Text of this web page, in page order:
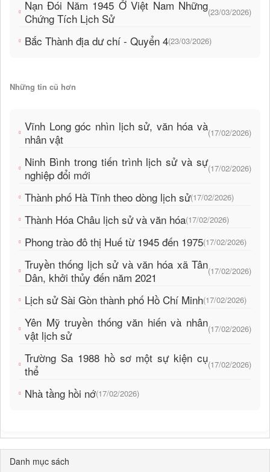
Nạn Đói Năm 1945 Ở Việt Nam Những
Chứng Tích Lịch Sử
(23/03/2026)
Bắc Thành địa dư chí - Quyển 4(23/03/2026)
Những tin cũ hơn
Vĩnh Long góc nhìn lịch sử, văn hóa và
nhân vật
(17/02/2026)
Ninh Bình trong tiến trình lịch sử và sự
nghiệp đổi mới
(17/02/2026)
Thành phố Hà Tĩnh theo dòng lịch sử(17/02/2026)
Thành Hóa Châu lịch sử và văn hóa(17/02/2026)
Phong trào đô thị Huế từ 1945 đến 1975(17/02/2026)
Truyền thống lịch sử và văn hóa xã Tân
Dân, khởi thủy đến năm 2021
(17/02/2026)
Lịch sử Sài Gòn thành phố Hồ Chí Minh(17/02/2026)
Yên Mỹ truyền thống văn hiến và nhân
vật lịch sử
(17/02/2026)
Trường Sa 1988 hồ sơ một sự kiện cụ
thể
(17/02/2026)
Nhà tầng hồi nớ(17/02/2026)
Danh mục sách